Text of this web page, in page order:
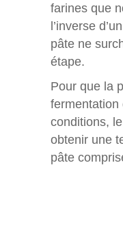
farines que
l’inverse
pâte ne
étape.
Pour que la
fermentation
conditions,
obtenir une
pâte